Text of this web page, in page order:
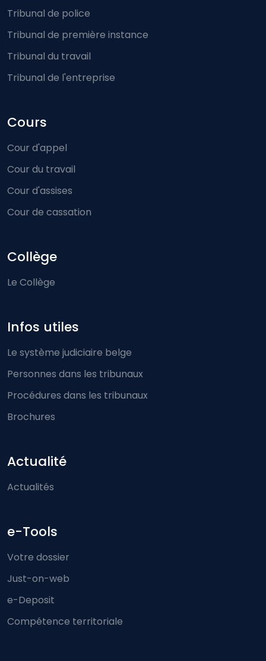
Tribunal de police
Tribunal de première instance
Tribunal du travail
Tribunal de l'entreprise
Cours
Cour d'appel
Cour du travail
Cour d'assises
Cour de cassation
Collège
Le Collège
Infos utiles
Le système judiciaire belge
Personnes dans les tribunaux
Procédures dans les tribunaux
Brochures
Actualité
Actualités
e-Tools
Votre dossier
Just-on-web
e-Deposit
Compétence territoriale